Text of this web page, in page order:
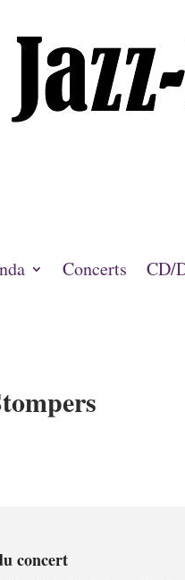
Concerts CD/
concert